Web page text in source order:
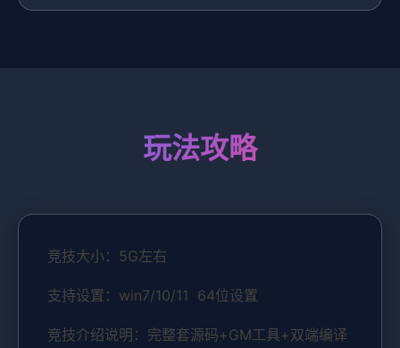
玩法攻略
竞技大小：5G左右
支持设置：win7/10/11 64位设置
竞技介绍说明：完整套源码+GM工具+双端编译